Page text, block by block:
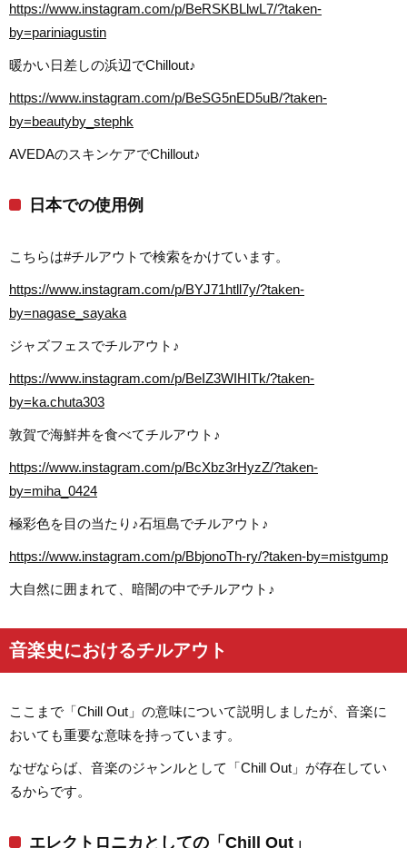
https://www.instagram.com/p/BeRSKBLlwL7/?taken-
by=pariniagustin
暖かい日差しの浜辺でChillout♪
https://www.instagram.com/p/BeSG5nED5uB/?taken-
by=beautyby_stephk
AVEDAのスキンケアでChillout♪
日本での使用例
こちらは#チルアウトで検索をかけています。
https://www.instagram.com/p/BYJ71htll7y/?taken-
by=nagase_sayaka
ジャズフェスでチルアウト♪
https://www.instagram.com/p/BeIZ3WIHITk/?taken-
by=ka.chuta303
敦賀で海鮮丼を食べてチルアウト♪
https://www.instagram.com/p/BcXbz3rHyzZ/?taken-
by=miha_0424
極彩色を目の当たり♪石垣島でチルアウト♪
https://www.instagram.com/p/BbjonoTh-ry/?taken-by=mistgump
大自然に囲まれて、暗闇の中でチルアウト♪
音楽史におけるチルアウト
ここまで「Chill Out」の意味について説明しましたが、音楽に
おいても重要な意味を持っています。
なぜならば、音楽のジャンルとして「Chill Out」が存在してい
るからです。
エレクトロニカとしての「Chill Out」